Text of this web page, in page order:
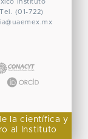
Instituto
(01-722)
la científica y
al Instituto